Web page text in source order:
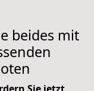
beides mit